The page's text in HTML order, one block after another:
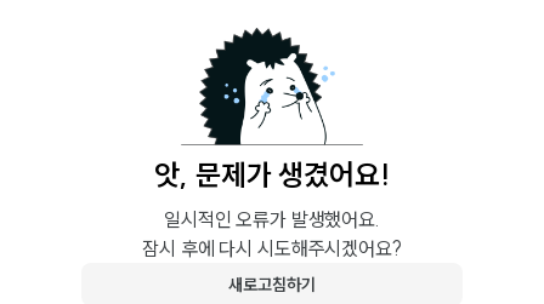
앗, 문제가 생겼어요!
일시적인 오류가 발생했어요.
잠시 후에 다시 시도해주시겠어요?
새로고침하기